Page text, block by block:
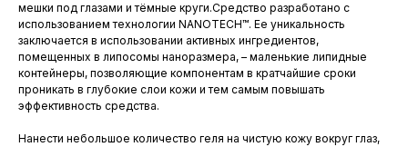
мешки под глазами и тёмные круги.Средство разработано с
использованием технологии NANOTECH™. Ее уникальность
заключается в использовании активных ингредиентов,
помещенных в липосомы наноразмера, – маленькие липидные
контейнеры, позволяющие компонентам в кратчайшие сроки
проникать в глубокие слои кожи и тем самым повышать
эффективность средства.
Нанести небольшое количество геля на чистую кожу вокруг глаз,